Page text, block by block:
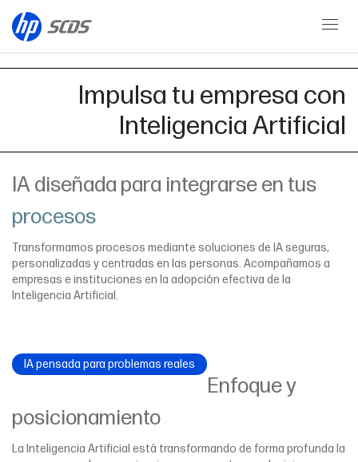
AI Solutions
Impulsa tu empresa con
Inteligencia Artificial
IA diseñada para integrarse en tus
procesos
Transformamos procesos mediante soluciones de IA seguras,
personalizadas y centradas en las personas. Acompañamos a
empresas e instituciones en la adopción efectiva de la
Inteligencia Artificial.
IA pensada para problemas reales
Enfoque y
posicionamiento
La Inteligencia Artificial está transformando de forma profunda la